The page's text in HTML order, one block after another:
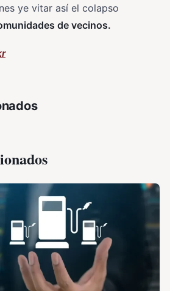
ye vitar así el colapso
de vecinos.